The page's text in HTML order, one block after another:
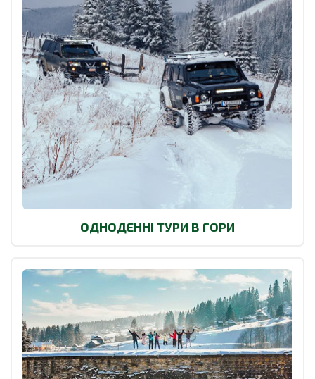
ОДНОДЕННІ ТУРИ В ГОРИ